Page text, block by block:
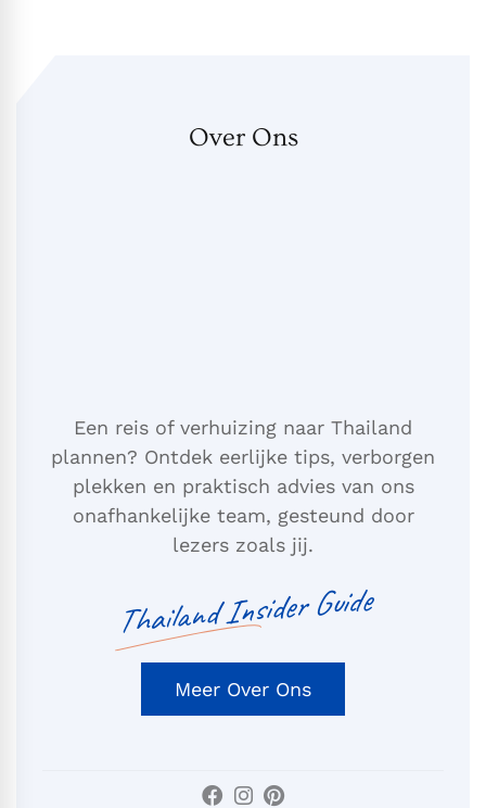
Over Ons
Een reis of verhuizing naar Thailand
plannen? Ontdek eerlijke tips, verborgen
plekken en praktisch advies van ons
onafhankelijke team, gesteund door
lezers zoals jij.
Thailand Insider Guide
Meer Over Ons